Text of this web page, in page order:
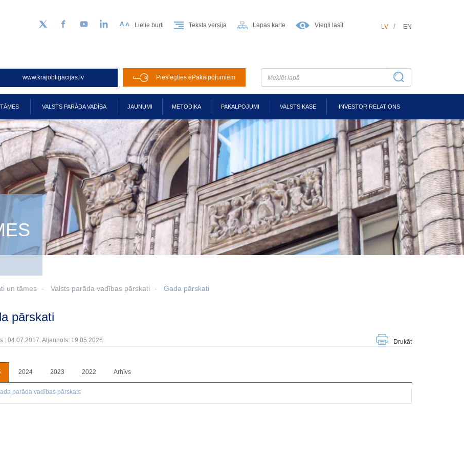
Sekojiet mums Twitter
FacebookYouTubeLinkedIn Lielie burti Teksta versija Lapas karte Viegli lasīt LV EN
www.krajobligacijas.lv Pieslēgties ePakalpojumiem
VALSTS PARĀDA VADĪBA JAUNUMI METODIKA PAKALPOJUMI VALSTS KASE INVESTOR RELATIONS
un tāmes Valsts parāda vadības pārskati Gada pārskati
pārskati
: 04.07.2017. Atjaunots: 19.05.2026. Drukāt
2024 2023 2022 Arhīvs
parāda vadības pārskats